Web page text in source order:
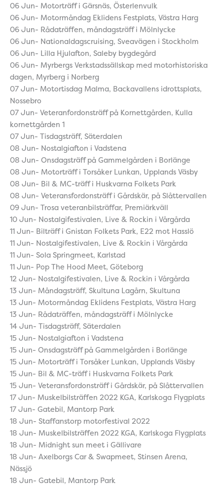
06 Jun- Motorträff i Gärsnäs, Österlenvulk
06 Jun- Motormåndag Eklidens Festplats, Västra Harg
06 Jun- Rådaträffen, måndagsträff i Mölnlycke
06 Jun- Nationaldagscruising, Sveavägen i Stockholm
06 Jun- Lilla Hjulafton, Saleby bygdegård
06 Jun- Myrbergs Verkstadssällskap med motorhistoriska
dagen, Myrberg i Norberg
07 Jun- Motortisdag Malma, Backavallens idrottsplats,
Nossebro
07 Jun- Veteranfordonsträff på Kornettgården, Kulla
kornettgården 1
07 Jun- Tisdagsträff, Säterdalen
08 Jun- Nostalgiafton i Vadstena
08 Jun- Onsdagsträff på Gammelgården i Borlänge
08 Jun- Motorträff i Torsåker Lunkan, Upplands Väsby
08 Jun- Bil & MC-träff i Huskvarna Folkets Park
08 Jun- Veteransfordonsträff i Gårdskär, på Slåttervallen
09 Jun- Trosa veteranbilsträffar, Premiärkväll
10 Jun- Nostalgifestivalen, Live & Rockin i Vårgårda
11 Jun- Bilträff i Gnistan Folkets Park, E22 mot Hasslö
11 Jun- Nostalgifestivalen, Live & Rockin i Vårgårda
11 Jun- Sola Springmeet, Karlstad
11 Jun- Pop The Hood Meet, Göteborg
12 Jun- Nostalgifestivalen, Live & Rockin i Vårgårda
13 Jun- Måndagsträff, Skultuna Lagårn, Skultuna
13 Jun- Motormåndag Eklidens Festplats, Västra Harg
13 Jun- Rådaträffen, måndagsträff i Mölnlycke
14 Jun- Tisdagsträff, Säterdalen
15 Jun- Nostalgiafton i Vadstena
15 Jun- Onsdagsträff på Gammelgården i Borlänge
15 Jun- Motorträff i Torsåker Lunkan, Upplands Väsby
15 Jun- Bil & MC-träff i Huskvarna Folkets Park
15 Jun- Veteransfordonsträff i Gårdskär, på Slåttervallen
17 Jun- Muskelbilsträffen 2022 KGA, Karlskoga Flygplats
17 Jun- Gatebil, Mantorp Park
18 Jun- Staffanstorp motorfestival 2022
18 Jun- Muskelbilsträffen 2022 KGA, Karlskoga Flygplats
18 Jun- Midnight sun meet i Gällivare
18 Jun- Axelborgs Car & Swapmeet, Stinsen Arena,
Nässjö
18 Jun- Gatebil, Mantorp Park